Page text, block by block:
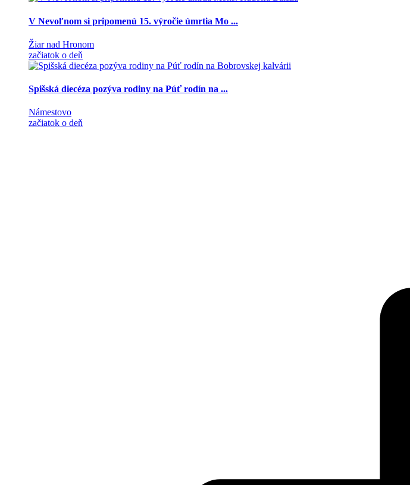
V Nevoľnom si pripomenú 15. výročie úmrtia Mo ...
Žiar nad Hronom
začiatok o deň
Spišská diecéza pozýva rodiny na Púť rodín na ...
Námestovo
začiatok o deň